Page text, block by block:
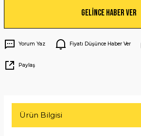
Gelince Haber Ver
Yorum Yaz Fiyatı Düşünce Haber Ver
Paylaş
Ürün Bilgisi